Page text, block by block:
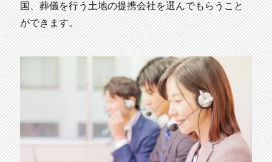
国、葬儀を行う土地の提携会社を選んでもらうこと
ができます。